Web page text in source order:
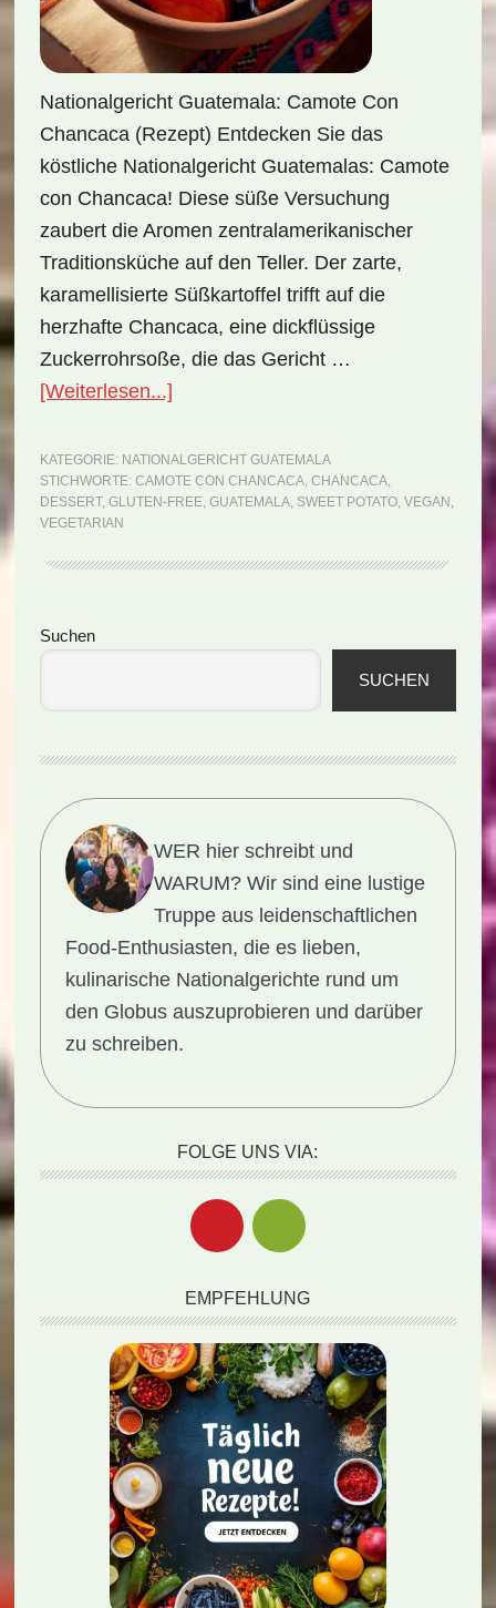
Nationalgericht Guatemala: Camote Con
Chancaca (Rezept) Entdecken Sie das
köstliche Nationalgericht Guatemalas: Camote
con Chancaca! Diese süße Versuchung
zaubert die Aromen zentralamerikanischer
Traditionsküche auf den Teller. Der zarte,
karamellisierte Süßkartoffel trifft auf die
herzhafte Chancaca, eine dickflüssige
Zuckerrohrsoße, die das Gericht …
[Weiterlesen...]ÜberNationalgericht
Camote
con
KATEGORIE: NATIONALGERICHT GUATEMALA
STICHWORTE: CAMOTE CON CHANCACA, CHANCACA,
DESSERT, GLUTEN-FREE, GUATEMALA, SWEET POTATO, VEGAN ,
VEGETARIAN
Seitenspalte
Suchen
SUCHEN
WER hier schreibt und
WARUM? Wir sind eine lustige
Truppe aus leidenschaftlichen
Food-Enthusiasten, die es lieben,
kulinarische Nationalgerichte rund um
den Globus auszuprobieren und darüber
zu schreiben.
FOLGE UNS VIA:
EMPFEHLUNG